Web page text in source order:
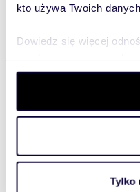
kto używa Twoich
Dowiedz się więcej
szczegółów. W
wycofać swoją zgodę w
aby oferować funkcje
witrynie. Informacje o
analitycznym. Partnerzy
Tylko